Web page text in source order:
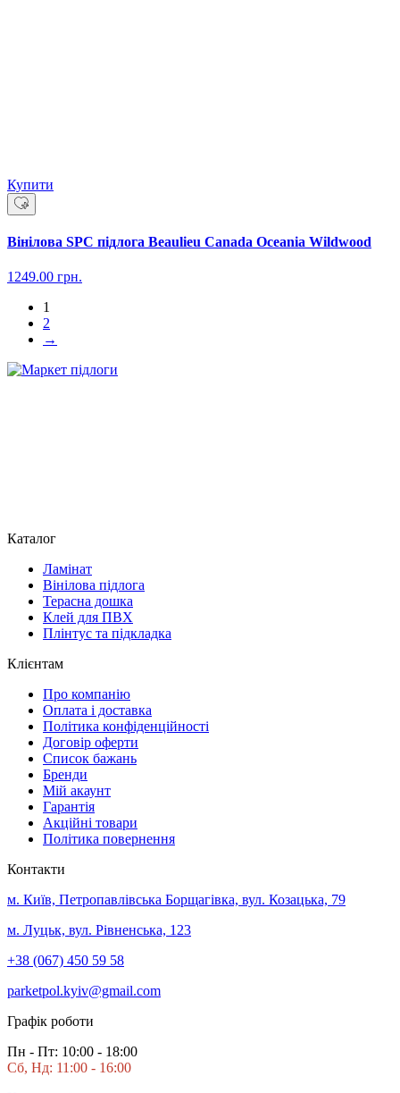
Купити
Вінілова SPC підлога Beaulieu Canada Oceania Wildwood
1249.00 грн.
1
2
→
Каталог
Ламінат
Вінілова підлога
Терасна дошка
Клей для ПВХ
Плінтус та підкладка
Клієнтам
Про компанію
Оплата і доставка
Політика конфіденційності
Договір оферти
Список бажань
Бренди
Мій акаунт
Гарантія
Акційні товари
Політика повернення
Контакти
м. Київ, Петропавлівська Борщагівка, вул. Козацька, 79
м. Луцьк, вул. Рівненська, 123
+38 (067) 450 59 58
parketpol.kyiv@gmail.com
Графік роботи
Пн - Пт: 10:00 - 18:00
Сб, Нд: 11:00 - 16:00